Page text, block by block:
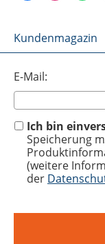
Kundenmagazin
E-Mail:
Ich bin
Speicherung
(weitere
der